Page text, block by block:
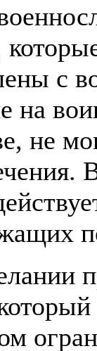
с
на
не